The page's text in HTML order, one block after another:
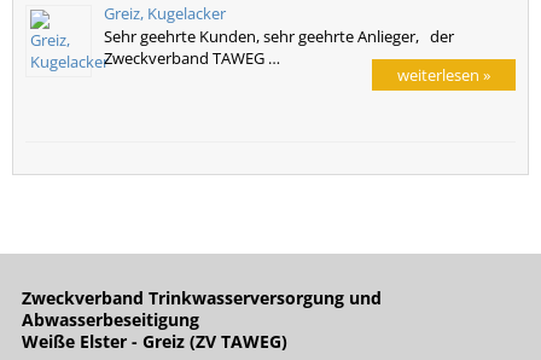
Greiz, Kugelacker
Sehr geehrte Kunden, sehr geehrte Anlieger, der
Zweckverband TAWEG …
weiterlesen »
Zweckverband Trinkwasserversorgung und
Abwasserbeseitigung
Weiße Elster - Greiz (ZV TAWEG)